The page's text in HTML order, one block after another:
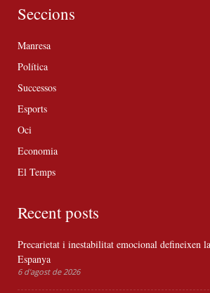
Seccions
Manresa
Política
Successos
Esports
Oci
Economia
El Temps
Recent posts
Precarietat i inestabilitat emocional defineixen
Espanya
6 d'agost de 2026